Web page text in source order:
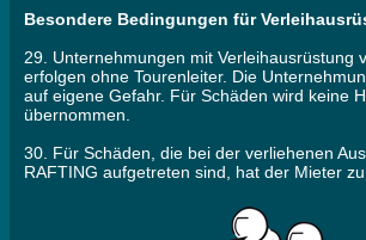
Besondere Bedingungen für
29. Unternehmungen mit Verleihausrüstung
erfolgen ohne Tourenleiter. Die
auf eigene Gefahr. Für Schäden wird keine
übernommen.
30. Für Schäden, die bei der verliehenen
RAFTING aufgetreten sind, hat der Mieter zu